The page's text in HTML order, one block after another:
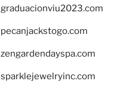
graduacionviu2023.com
pecanjackstogo.com
zengardendayspa.com
sparklejewelryinc.com